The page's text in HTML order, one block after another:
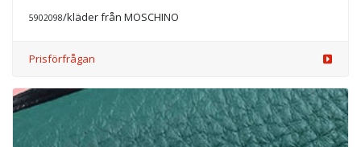
5902098/kläder från MOSCHINO
Prisförfrågan